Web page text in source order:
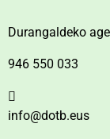
Durangaldeko
946 550 033
info@dotb.eus